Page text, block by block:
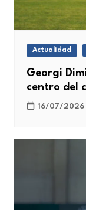
Actualidad
Georgi
centro del
16/07/2026